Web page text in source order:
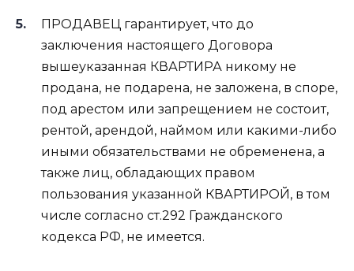
ПРОДАВЕЦ гарантирует, что до
заключения настоящего Договора
вышеуказанная КВАРТИРА никому не
продана, не подарена, не заложена, в споре,
под арестом или запрещением не состоит,
рентой, арендой, наймом или какими-либо
иными обязательствами не обременена, а
также лиц, обладающих правом
пользования указанной КВАРТИРОЙ, в том
числе согласно ст.292 Гражданского
кодекса РФ, не имеется.